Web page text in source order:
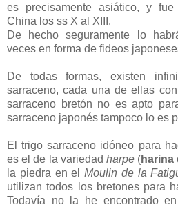
es precisamente asiático, y
China los ss X al XIII.
De hecho seguramente lo
veces en forma de fideos
De todas formas, existen
sarraceno, cada una de ellas
sarraceno bretón no es apto
sarraceno japonés tampoco lo es
El trigo sarraceno idóneo para
es el de la variedad harpe(harina
la piedra en el Moulin de la
utilizan todos los bretones para
Todavía no la he encontrado